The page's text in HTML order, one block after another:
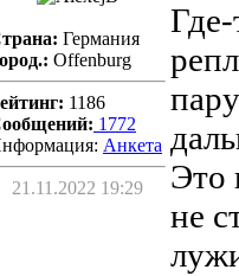
Германия
Offenburg
1186
1772
Aнкета
21.11.2022 19:29
Это
не